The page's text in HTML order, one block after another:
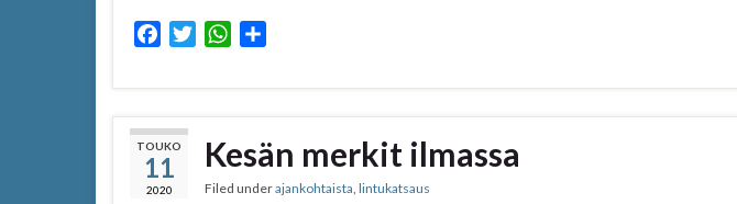
c
e
b
o
o
i
t
W
a
t
A
p
a
r
e
TOUKO
11
2020
Kesän merkit ilmassa
Filed underajankohtaista, lintukatsaus